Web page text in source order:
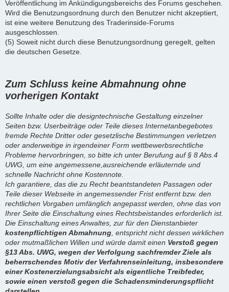
Veröffentlichung im Ankündigungsbereichs des Forums geschehen.
Wird die Benutzungsordnung durch den Benutzer nicht akzeptiert,
ist eine weitere Benutzung des Traderinside-Forums
ausgeschlossen.
(5) Soweit nicht durch diese Benutzungsordnung geregelt, gelten
die deutschen Gesetze.
Zum Schluss keine Abmahnung ohne
vorherigen Kontakt
Sollte Inhalte oder die designtechnische Gestaltung einzelner
Seiten bzw. Userbeiträge oder Teile dieses Internetanbegebotes
fremde Rechte Dritter oder gesetzlische Bestimmungen verletzen
oder anderweitige in irgendeiner Form wettbewerbsrechtliche
Probleme hervorbringen, so bitte ich unter Berufung auf § 8 Abs.4
UWG, um eine angemessene,ausreichende erläuternde und
schnelle Nachricht ohne Kostennote.
Ich garantiere, das die zu Recht beantstandeten Passagen oder
Teile dieser Webseite in angemessender Frist entfernt bzw. den
rechtlichen Vorgaben umfänglich angepasst werden, ohne das von
Ihrer Seite die Einschaltung eines Rechtsbeistandes erforderlich ist.
Die Einschaltung eines Anwaltes, zur für den Dienstanbieter
kostenpflichtigen Abmahnung , entspricht nicht dessen wirklichen
oder mutmaßlichen Willen und würde damit einen Verstoß gegen
§13 Abs. UWG, wegen der Verfolgung sachfremder Ziele als
beherrschendes Motiv der Verfahrenseinleitung, insbesondere
einer Kostenerzielungsabsicht als eigentliche Treibfeder,
sowie einen verstoß gegen die Schadensminderungspflicht